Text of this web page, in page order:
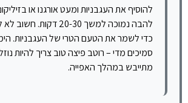
להוסיף את העגבניות ומעט אורגנו או
להבה נמוכה למשך 20-30
כדי לשמר את הטעם הטרי של העגבניות.
סמיכים מדי – רוטב פיצה טוב צריך להיות
מתייבש במהלך האפייה.